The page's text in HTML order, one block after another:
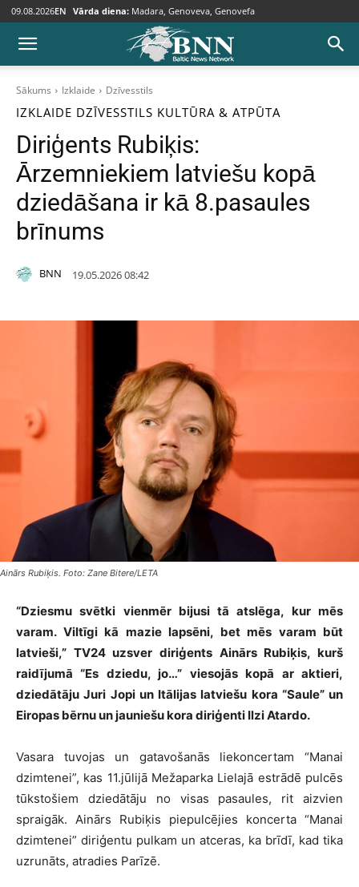
09.08.2026EN Vārda diena: Madara, Genoveva, Genovefa
Sākums Izklaide Dzīvesstils
IZKLAIDE DZĪVESSTILS KULTŪRA & ATPŪTA
Diriģents Rubiķis:
Ārzemniekiem latviešu kopā
dziedāšana ir kā 8.pasaules
brīnums
BNN 19.05.2026 08:42
Ainārs Rubiķis. Foto: Zane Bitere/LETA
“Dziesmu svētki vienmēr bijusi tā atslēga, kur mēs
varam. Viltīgi kā mazie lapsēni, bet mēs varam būt
latvieši,” TV24 uzsver diriģents Ainārs Rubiķis, kurš
raidījumā “Es dziedu, jo…” viesojās kopā ar aktieri,
dziedātāju Juri Jopi un Itālijas latviešu kora “Saule” un
Eiropas bērnu un jauniešu kora diriģenti Ilzi Atardo.
Vasara tuvojas un gatavošanās liekoncertam “Manai
dzimtenei”, kas 11.jūlijā Mežaparka Lielajā estrādē pulcēs
tūkstošiem dziedātāju no visas pasaules, rit aizvien
spraigāk. Ainārs Rubiķis piepulcējies koncerta “Manai
dzimtenei” diriģentu pulkam un atceras, ka brīdī, kad tika
uzrunāts, atradies Parīzē.